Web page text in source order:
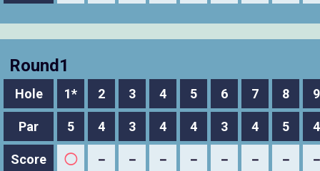
Round1
Hole 1* 2 3 4 5 6 7 8 9
Par 5 4 3 4 4 3 4 5 4
Score ◯ － － － － － － －